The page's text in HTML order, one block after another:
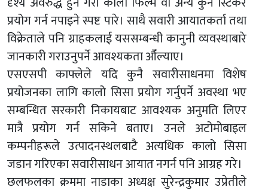
प्रयोग गर्न नपाइने स्पष्ट पारे। साथै सवारी आयातकर्ता तथा
विक्रेताले पनि ग्राहकलाई यससम्बन्धी कानुनी व्यवस्थाबारे
जानकारी गराउनुपर्ने आवश्यकता औँल्याए।
एसएसपी काफ्लेले यदि कुनै सवारीसाधनमा विशेष
प्रयोजनका लागि कालो सिसा प्रयोग गर्नुपर्ने अवस्था भए
सम्बन्धित सरकारी निकायबाट आवश्यक अनुमति लिएर
मात्रै प्रयोग गर्न सकिने बताए। उनले अटोमोबाइल
कम्पनीहरूले उत्पादनस्थलबाटै अत्यधिक कालो सिसा
जडान गरिएका सवारीसाधन आयात नगर्न पनि आग्रह गरे।
छलफलका क्रममा नाडाका अध्यक्ष सुरेन्द्रकुमार उप्रेतीले